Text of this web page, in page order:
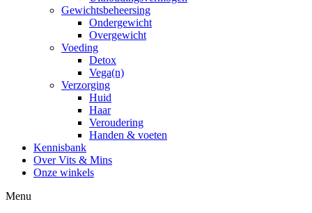
Gewichtsbeheersing
Ondergewicht
Overgewicht
Voeding
Detox
Vega(n)
Verzorging
Huid
Haar
Veroudering
Handen & voeten
Kennisbank
Over Vits & Mins
Onze winkels
Menu